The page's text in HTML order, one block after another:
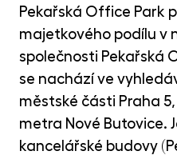
Pekařská Office Park
majetkového podílu v
společnosti Pekařská
se nachází ve
městské části Praha
metra Nové Butovice.
kancelářské budovy